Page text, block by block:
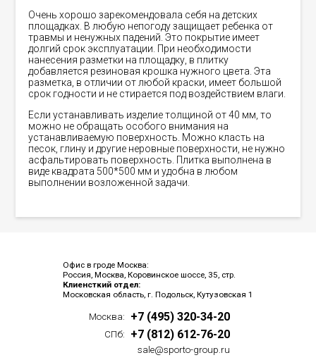
Очень хорошо зарекомендовала себя на детских
площадках. В любую непогоду защищает ребенка от
травмы и ненужных падений. Это покрытие имеет
долгий срок эксплуатации. При необходимости
нанесения разметки на площадку, в плитку
добавляется резиновая крошка нужного цвета. Эта
разметка, в отличии от любой краски, имеет большой
срок годности и не стирается под воздействием влаги.
Если устанавливать изделие толщиной от 40 мм, то
можно не обращать особого внимания на
устанавливаемую поверхность. Можно класть на
песок, глину и другие неровные поверхности, не нужно
асфальтировать поверхность. Плитка выполнена в
виде квадрата 500*500 мм и удобна в любом
выполнении возложенной задачи.
Офис в гроде Москва:
Россия, Москва, Коровинское шоссе, 35, стр.
Клиенсткий отдел:
Московская область, г. Подольск, Кутузовская 1
Москва: +7 (495) 320-34-20
СПб: +7 (812) 612-76-20
sale@sporto-group.ru